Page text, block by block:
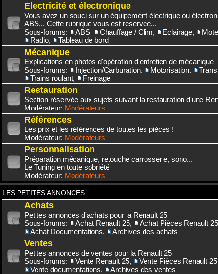
Electricité et électronique
Vous avez un souci sur un équipement électrique ou
ABS... Cette rubrique vous est réservée...
Sous-forums:
ABS, Chauffage / Clim, Eclairage,
Radio, Tableau de bord
Mécanique
Explications en photos d'opération d'entretien de mécanique
Sous-forums:
Injection/Carburation, Motorisation,
Trains roulant, Freinage
Restauration
Section réservée aux sujets suivant la restauration d'une
Modérateur: Modérateurs
Références
Les prix et les références de toutes les pièces !
Modérateur: Modérateurs
Personnalisation
Préparation mécanique, retouche carrosserie, sono...
Le Tuning en toute sobriété
Modérateur: Modérateurs
LES PETITES ANNONCES
Achats
Petites annonces d'achats pour la Renault 25
Sous-forums:
Achat Renault 25,
Achat Pièces Renault 25
Achat Documentations, Archives des achats
Ventes
Petites annonces de ventes pour la Renault 25
Sous-forums:
Vente Renault 25, Vente Pièces Renault 25
Vente documentations, Archives des ventes